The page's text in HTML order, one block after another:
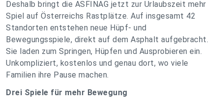
Deshalb bringt die ASFINAG jetzt zur Urlaubszeit mehr
Spiel auf Österreichs Rastplätze. Auf insgesamt 42
Standorten entstehen neue Hüpf- und
Bewegungsspiele, direkt auf dem Asphalt aufgebracht.
Sie laden zum Springen, Hüpfen und Ausprobieren ein.
Unkompliziert, kostenlos und genau dort, wo viele
Familien ihre Pause machen.
Drei Spiele für mehr Bewegung